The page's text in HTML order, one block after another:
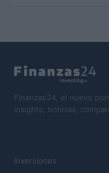
Finanzas24, el nuevo
Insights, noticias,
Inversiones